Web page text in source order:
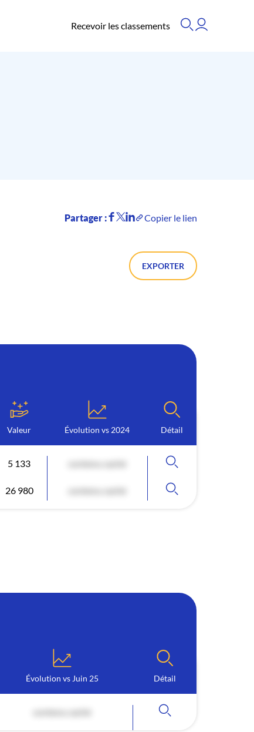
Recevoir les classements
Partager : Copier le lien
EXPORTER
Valeur Évolution vs 2024 Détail
5 133 contenu caché
26 980 contenu caché
Évolution vs Juin 25 Détail
contenu caché